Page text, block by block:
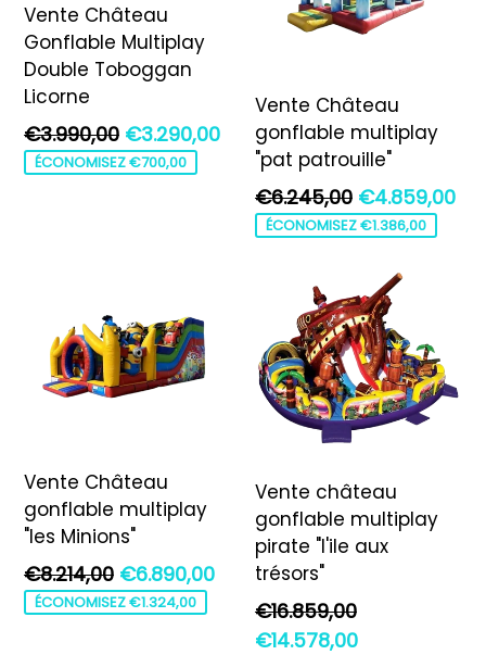
Vente Château
Gonflable Multiplay
Double Toboggan
Licorne
Prix
régulier
€3.990,00 €3.290,00
ÉCONOMISEZ €700,00
Vente Château
gonflable multiplay
"pat patrouille"
Prix
régulier
€6.245,00 €4.859,00
ÉCONOMISEZ €1.386,00
Vente Château
gonflable multiplay
"les Minions"
Prix
régulier
€8.214,00 €6.890,00
ÉCONOMISEZ €1.324,00
Vente château
gonflable multiplay
pirate "l'ile aux
trésors"
Prix
régulier
€16.859,00
€14.578,00